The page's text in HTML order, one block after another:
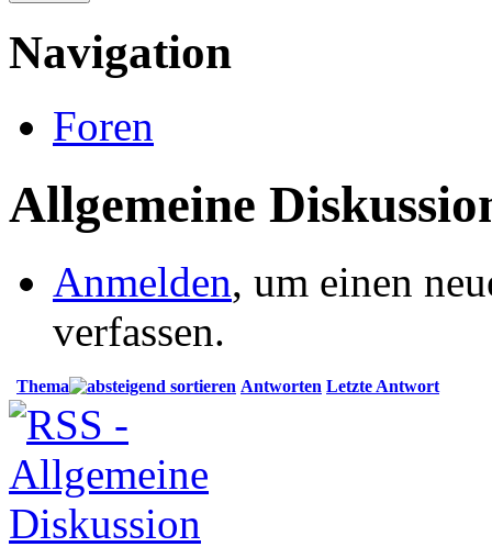
Navigation
Foren
Allgemeine
Anmelden, um einen
verfassen.
Thema Antworten Letzte Antwort